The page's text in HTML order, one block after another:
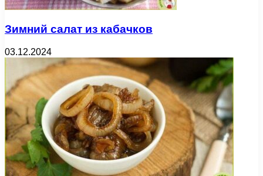
Зимний салат из кабачков
03.12.2024